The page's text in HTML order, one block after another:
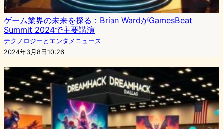
ゲーム業界の未来を探る：Brian WardがGamesBeat
Summit 2024で主要講演
テクノロジーとエンタメニュース
2024年3月8日10:26